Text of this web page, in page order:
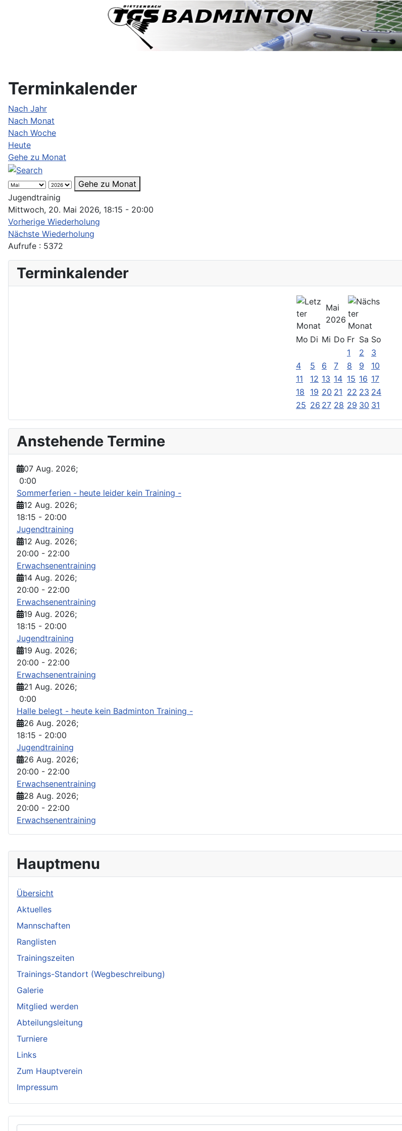
Hauptmenu
Übersicht
Aktuelles
Mannschaften
Ranglisten
Trainingszeiten
Trainings-Standort (Wegbeschreibung)
Galerie
Mitglied werden
Abteilungsleitung
Turniere
Links
Zum Hauptverein
Impressum
Terminkalender
Nach Jahr
Nach Monat
Nach Woche
Heute
Gehe zu Monat
Gehe zu Monat
Jugendtrainig
Mittwoch, 20. Mai 2026, 18:15 - 20:00
Vorherige Wiederholung
Nächste Wiederholung
Aufrufe : 5372
Terminkalender
Mai
2026
Mo Di Mi Do Fr Sa So
1
2
3
4
5 6 7 8 9
10
11
12 13 14 15 16 17
18
19 20 21 22 23 24
25 26 27 28 29 30 31
Anstehende Termine
07 Aug. 2026;
0:00
Sommerferien - heute leider kein Training -
12 Aug. 2026;
18:15 - 20:00
Jugendtraining
12 Aug. 2026;
20:00 - 22:00
Erwachsenentraining
14 Aug. 2026;
20:00 - 22:00
Erwachsenentraining
19 Aug. 2026;
18:15 - 20:00
Jugendtraining
19 Aug. 2026;
20:00 - 22:00
Erwachsenentraining
21 Aug. 2026;
0:00
Halle belegt - heute kein Badminton Training -
26 Aug. 2026;
18:15 - 20:00
Jugendtraining
26 Aug. 2026;
20:00 - 22:00
Erwachsenentraining
28 Aug. 2026;
20:00 - 22:00
Erwachsenentraining